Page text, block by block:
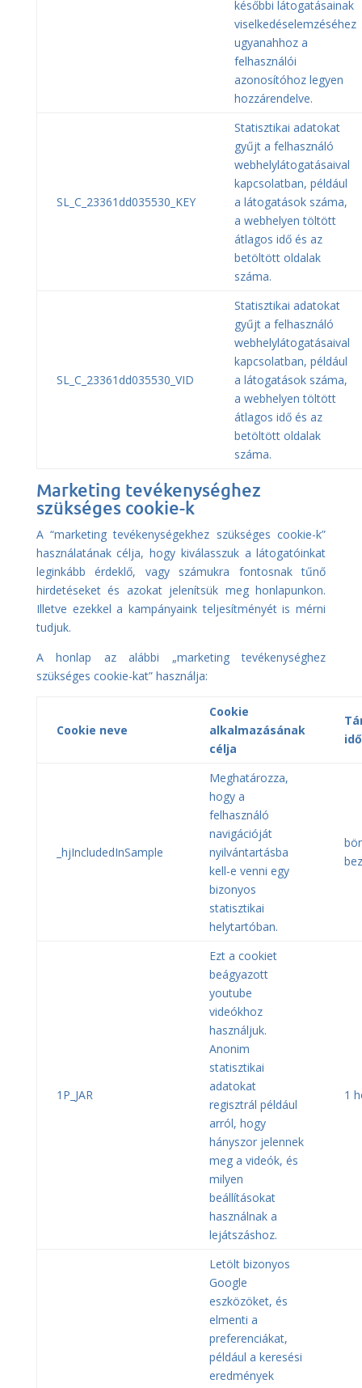
későbbi látogatásainak
viselkedéselemzéséhez
ugyanahhoz a
felhasználói
azonosítóhoz legyen
hozzárendelve.
SL_C_23361dd035530_KEY
Statisztikai adatokat
gyűjt a felhasználó
webhelylátogatásaival
kapcsolatban, például
a látogatások száma,
a webhelyen töltött
átlagos idő és az
betöltött oldalak
száma.
SL_C_23361dd035530_VID
Statisztikai adatokat
gyűjt a felhasználó
webhelylátogatásaival
kapcsolatban, például
a látogatások száma,
a webhelyen töltött
átlagos idő és az
betöltött oldalak
száma.
Marketing tevékenységhez
szükséges cookie-k
A “marketing tevékenységekhez szükséges cookie-k”
használatának célja, hogy kiválasszuk a látogatóinkat
leginkább érdeklő, vagy számukra fontosnak tűnő
hirdetéseket és azokat jelenítsük meg honlapunkon.
Illetve ezekkel a kampányaink teljesítményét is mérni
tudjuk.
A honlap az alábbi „marketing tevékenységhez
szükséges cookie-kat” használja:
Cookie neve
Cookie
alkalmazásának
célja
idő
_hjIncludedInSample
Meghatározza,
hogy a
felhasználó
navigációját
nyilvántartásba
kell-e venni egy
bizonyos
statisztikai
helytartóban.
1P_JAR
Ezt a cookiet
beágyazott
youtube
videókhoz
használjuk.
Anonim
statisztikai
adatokat
regisztrál például
arról, hogy
hányszor jelennek
meg a videók, és
milyen
beállításokat
használnak a
lejátszáshoz.
1
Letölt bizonyos
Google
eszközöket, és
elmenti a
preferenciákat,
például a keresési
eredmények